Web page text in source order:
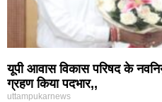
यूपी आवास विकास परिषद के
ग्रहण किया पदभार,,
uttampukarnews